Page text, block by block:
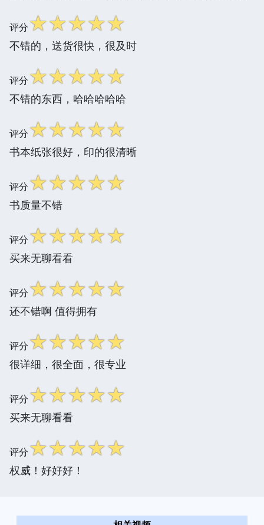
评分☆☆☆☆☆
不错的，送货很快，很及时
评分☆☆☆☆☆
不错的东西，哈哈哈哈哈
评分☆☆☆☆☆
书本纸张很好，印的很清晰
评分☆☆☆☆☆
书质量不错
评分☆☆☆☆☆
买来无聊看看
评分☆☆☆☆☆
还不错啊 值得拥有
评分☆☆☆☆☆
很详细，很全面，很专业
评分☆☆☆☆☆
买来无聊看看
评分☆☆☆☆☆
权威！好好好！